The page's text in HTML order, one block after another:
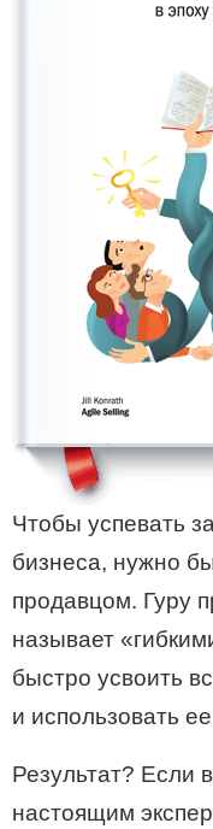
Чтобы успевать
бизнеса, нужно
продавцом. Гуру
называет
быстро усвоить
и использовать
Результат? Если
настоящим